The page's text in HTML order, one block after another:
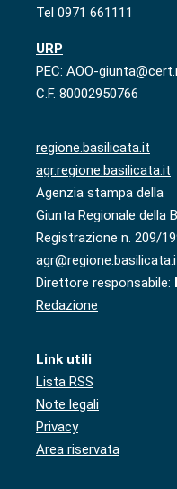
Tel 0971 661111
URP
PEC: AOO-
C.F. 80002950766
regione.basilicata.it
agr.regione.basilicata.it
Agenzia stampa della
Giunta Regionale della
Registrazione n. 209/
Direttore responsabile:
Redazione
Link utili
Lista RSS
Note legali
Privacy
Area riservata